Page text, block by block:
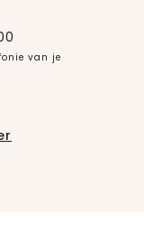
van je